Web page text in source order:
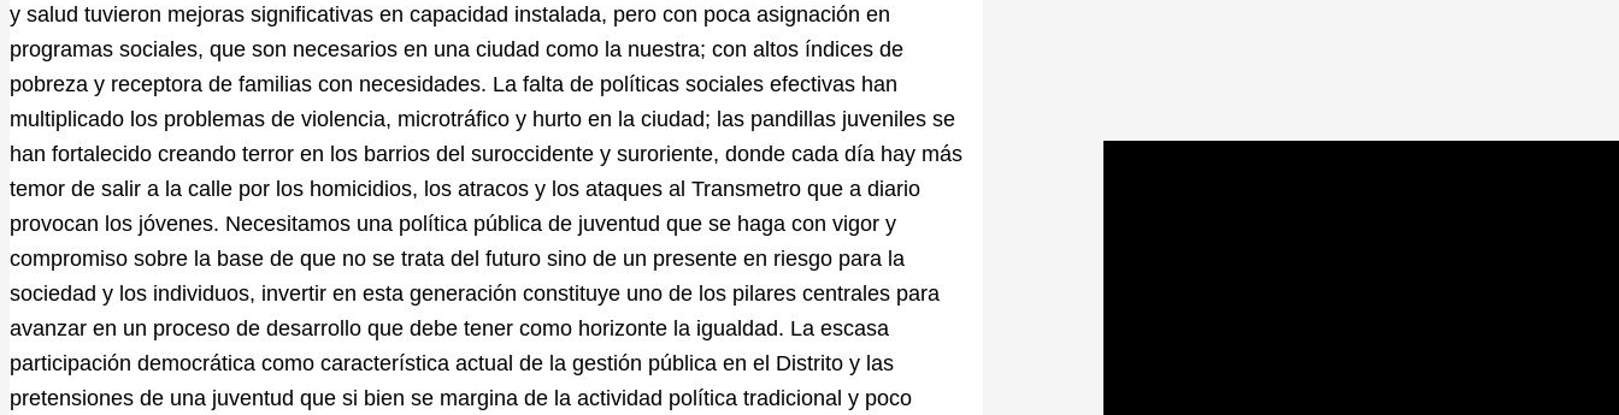
y salud tuvieron mejoras significativas en capacidad instalada, pero con poca asignación en
programas sociales, que son necesarios en una ciudad como la nuestra; con altos índices de
pobreza y receptora de familias con necesidades. La falta de políticas sociales efectivas han
multiplicado los problemas de violencia, microtráfico y hurto en la ciudad; las pandillas juveniles se
han fortalecido creando terror en los barrios del suroccidente y suroriente, donde cada día hay más
temor de salir a la calle por los homicidios, los atracos y los ataques al Transmetro que a diario
provocan los jóvenes. Necesitamos una política pública de juventud que se haga con vigor y
compromiso sobre la base de que no se trata del futuro sino de un presente en riesgo para la
sociedad y los individuos, invertir en esta generación constituye uno de los pilares centrales para
avanzar en un proceso de desarrollo que debe tener como horizonte la igualdad. La escasa
participación democrática como característica actual de la gestión pública en el Distrito y las
pretensiones de una juventud que si bien se margina de la actividad política tradicional y poco